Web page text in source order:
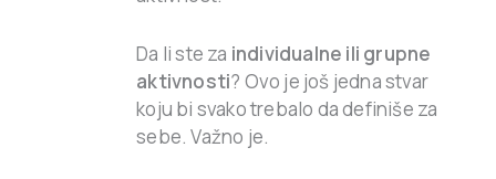
Da li ste za individualne ili grupne
aktivnosti? Ovo je još jedna stvar
koju bi svako trebalo da definiše za
sebe. Važno je.